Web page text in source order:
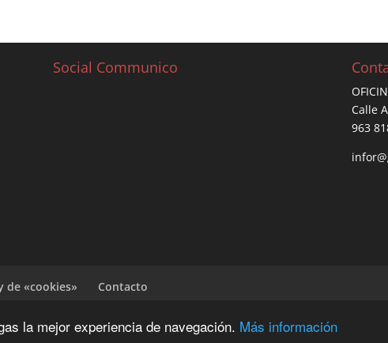
la mejor experiencia de navegación. Más información
Social Communico
Calle
963
de «cookies» Contacto